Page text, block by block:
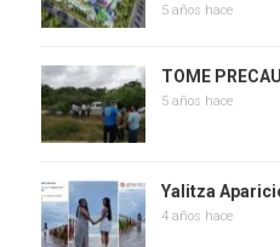
5 años hace
TOME
5 años hace
Yalitza
4 años hace